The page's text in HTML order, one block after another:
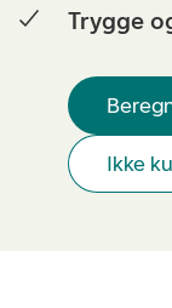
Trygge
Ikke